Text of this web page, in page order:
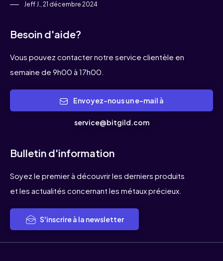
Jeff J., 21 décembre 2024
Besoin d'aide?
Vous pouvez contacter notre service clientèle en
semaine de 9h00 à 17h00.
service@bitgild.com
Bulletin d'information
Soyez le premier à découvrir les derniers produits
et les actualités concernant les métaux précieux.
S'inscrire à la newsletter